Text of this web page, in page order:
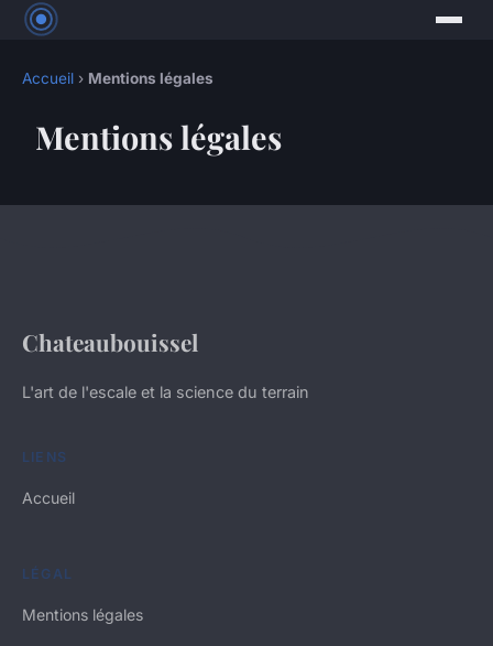
Accueil › Mentions légales
Mentions légales
Chateaubouissel
L'art de l'escale et la science du terrain
LIENS
Accueil
LÉGAL
Mentions légales